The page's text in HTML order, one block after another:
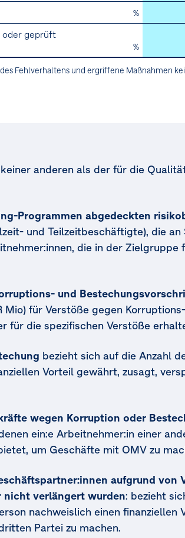
%
oder geprüft
%
Fehlverhaltens und ergriffene Maßnahmen
anderen als der für die
Programmen abgedeckten
und Teilzeitbeschäftigte), die
die in der Zielgruppe
und
für Verstöße gegen
die spezifischen Verstöße
bezieht sich auf die Anzahl
Vorteil gewährt, zusagt,
wegen Korruption oder
ein:e Arbeitnehmer:in einer
um Geschäfte mit OMV zu
aufgrund von
nicht verlängert wurden: bezieht
nachweislich einen finanziellen
Partei zu machen.